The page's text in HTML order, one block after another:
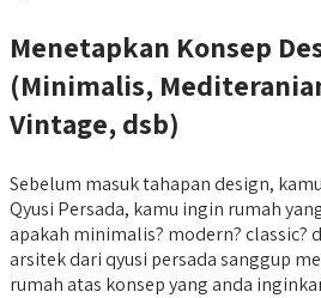
Menetapkan Konsep
(Minimalis,
Vintage, dsb)
Sebelum masuk tahapan design,
Qyusi Persada, kamu ingin rumah
apakah minimalis? modern? classic?
arsitek dari qyusi persada sanggup
rumah atas konsep yang anda